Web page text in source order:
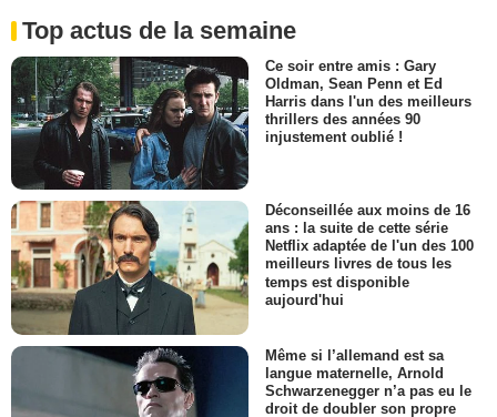
Top actus de la semaine
Ce soir entre amis : Gary
Oldman, Sean Penn et Ed
Harris dans l'un des meilleurs
thrillers des années 90
injustement oublié !
Déconseillée aux moins de 16
ans : la suite de cette série
Netflix adaptée de l'un des 100
meilleurs livres de tous les
temps est disponible
aujourd'hui
Même si l’allemand est sa
langue maternelle, Arnold
Schwarzenegger n’a pas eu le
droit de doubler son propre